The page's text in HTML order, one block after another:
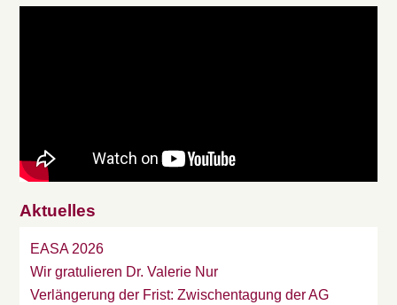
Aktuelles
EASA 2026
Wir gratulieren Dr. Valerie Nur
Verlängerung der Frist: Zwischentagung der AG